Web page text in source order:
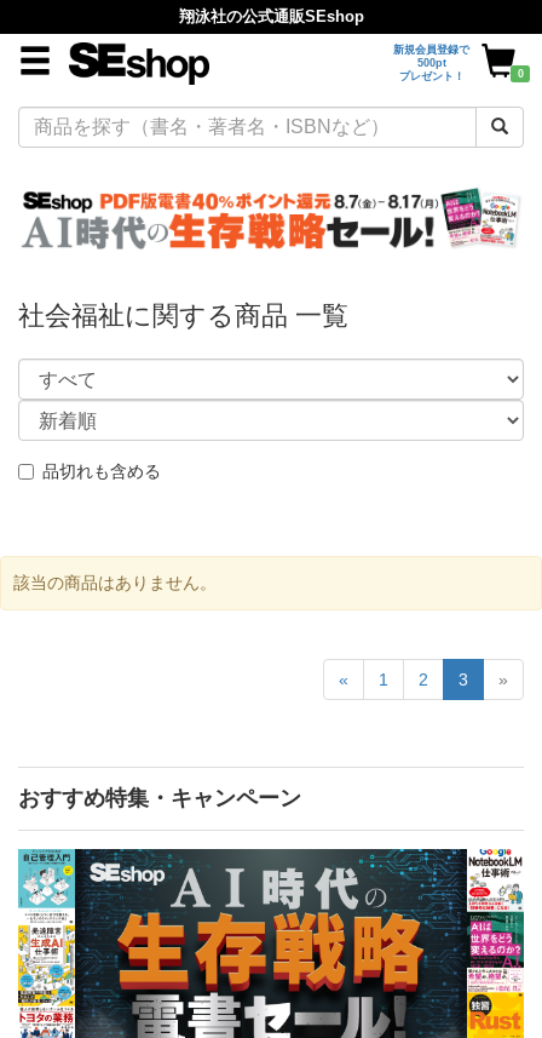
翔泳社の公式通販SEshop
新規会員登録で
500pt
プレゼント！
0
社会福祉に関する商品 一覧
品切れも含める
該当の商品はありません。
« 1 2 3 »
おすすめ特集・キャンペーン